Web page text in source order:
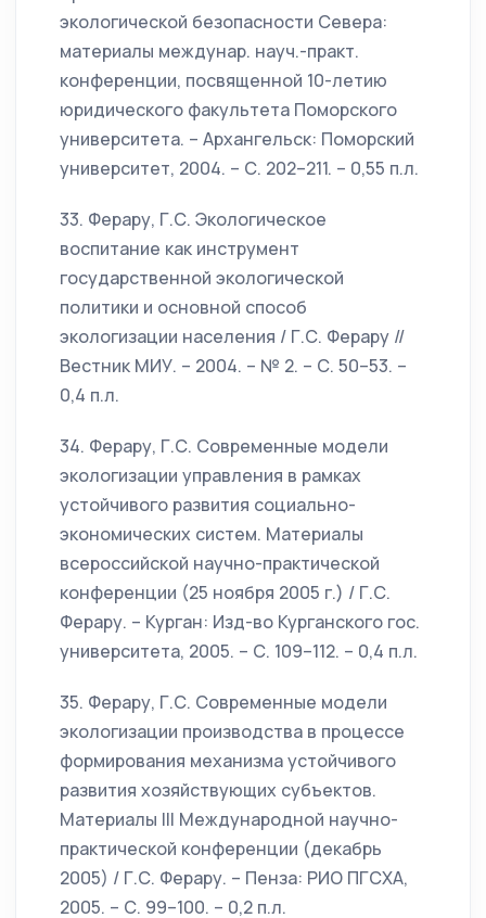
экологической безопасности Севера:
материалы междунар. науч.-практ.
конференции, посвященной 10-летию
юридического факультета Поморского
университета. – Архангельск: Поморский
университет, 2004. – С. 202–211. – 0,55 п.л.
33. Ферару, Г.С. Экологическое
воспитание как инструмент
государственной экологической
политики и основной способ
экологизации населения / Г.С. Ферару //
Вестник МИУ. – 2004. – № 2. – С. 50–53. –
0,4 п.л.
34. Ферару, Г.С. Современные модели
экологизации управления в рамках
устойчивого развития социально-
экономических систем. Материалы
всероссийской научно-практической
конференции (25 ноября 2005 г.) / Г.С.
Ферару. – Курган: Изд-во Курганского гос.
университета, 2005. – С. 109–112. – 0,4 п.л.
35. Ферару, Г.С. Современные модели
экологизации производства в процессе
формирования механизма устойчивого
развития хозяйствующих субъектов.
Материалы III Международной научно-
практической конференции (декабрь
2005) / Г.С. Ферару. – Пенза: РИО ПГСХА,
2005. – С. 99–100. – 0,2 п.л.